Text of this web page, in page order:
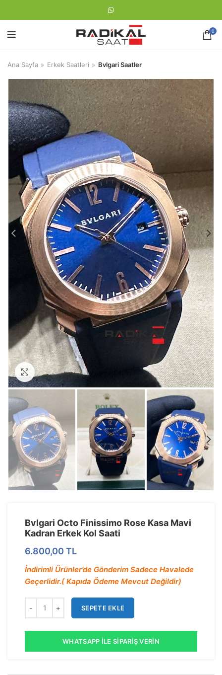
0
Ana Sayfa Erkek Saatleri Bvlgari Saatler
Görseli Büyütün
Bvlgari Octo Finissimo Rose Kasa Mavi
Kadran Erkek Kol Saati
6.800,00 TL
İndirimli Ürünler’de Gönderim Sadece Havalede
Geçerlidir.( Kapıda Ödeme Mevcut Değildir)
SEPETE EKLE
WHATSAPP İLE SIPARIŞ VERIN